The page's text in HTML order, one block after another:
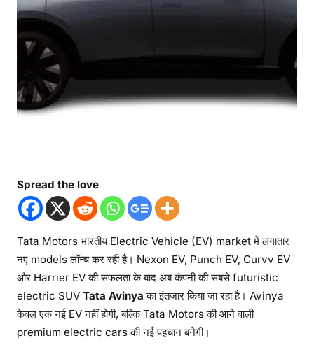
Spread the love
Tata Motors भारतीय Electric Vehicle (EV) market में लगातार
नए models लॉन्च कर रही है। Nexon EV, Punch EV, Curvv EV
और Harrier EV की सफलता के बाद अब कंपनी की सबसे futuristic
electric SUV Tata Avinya का इंतजार किया जा रहा है। Avinya
केवल एक नई EV नहीं होगी, बल्कि Tata Motors की आने वाली
premium electric cars की नई पहचान बनेगी।